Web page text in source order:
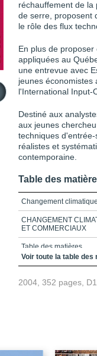
réchauffement de la
de serre, proposent
le rôle des flux
En plus de
appliquées au
une entrevue avec
jeunes économistes
l'International Input-
Destiné aux
aux jeunes
techniques
réalistes et
contemporaine.
Table des
Changement
CHANGEMENT
ET COMMERCIAUX
Table des matières
Remerciements
Introduction_Des
Voir toute la table des
2004, 352 pages,